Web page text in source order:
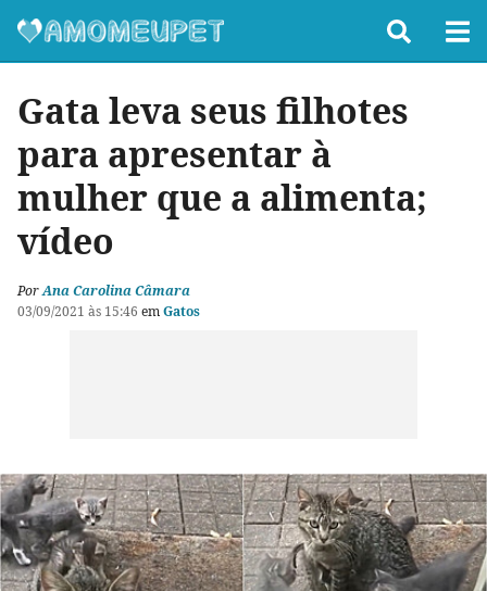
Gata leva seus filhotes
para apresentar à
mulher que a alimenta;
vídeo
PorAna Carolina Câmara
03/09/2021 às 15:46 emGatos